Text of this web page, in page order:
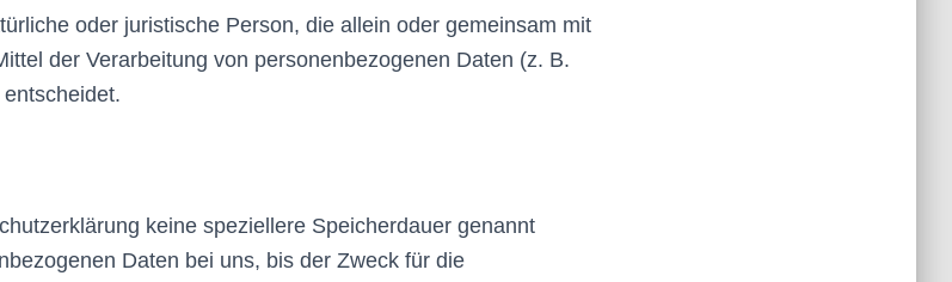
oder juristische Person, die allein oder gemeinsam mit
der Verarbeitung von personenbezogenen Daten (z. B.
keine speziellere Speicherdauer genannt
Daten bei uns, bis der Zweck für die